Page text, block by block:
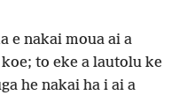
e nakai moua ai a
to eke a lautolu ke
he nakai ha i ai a